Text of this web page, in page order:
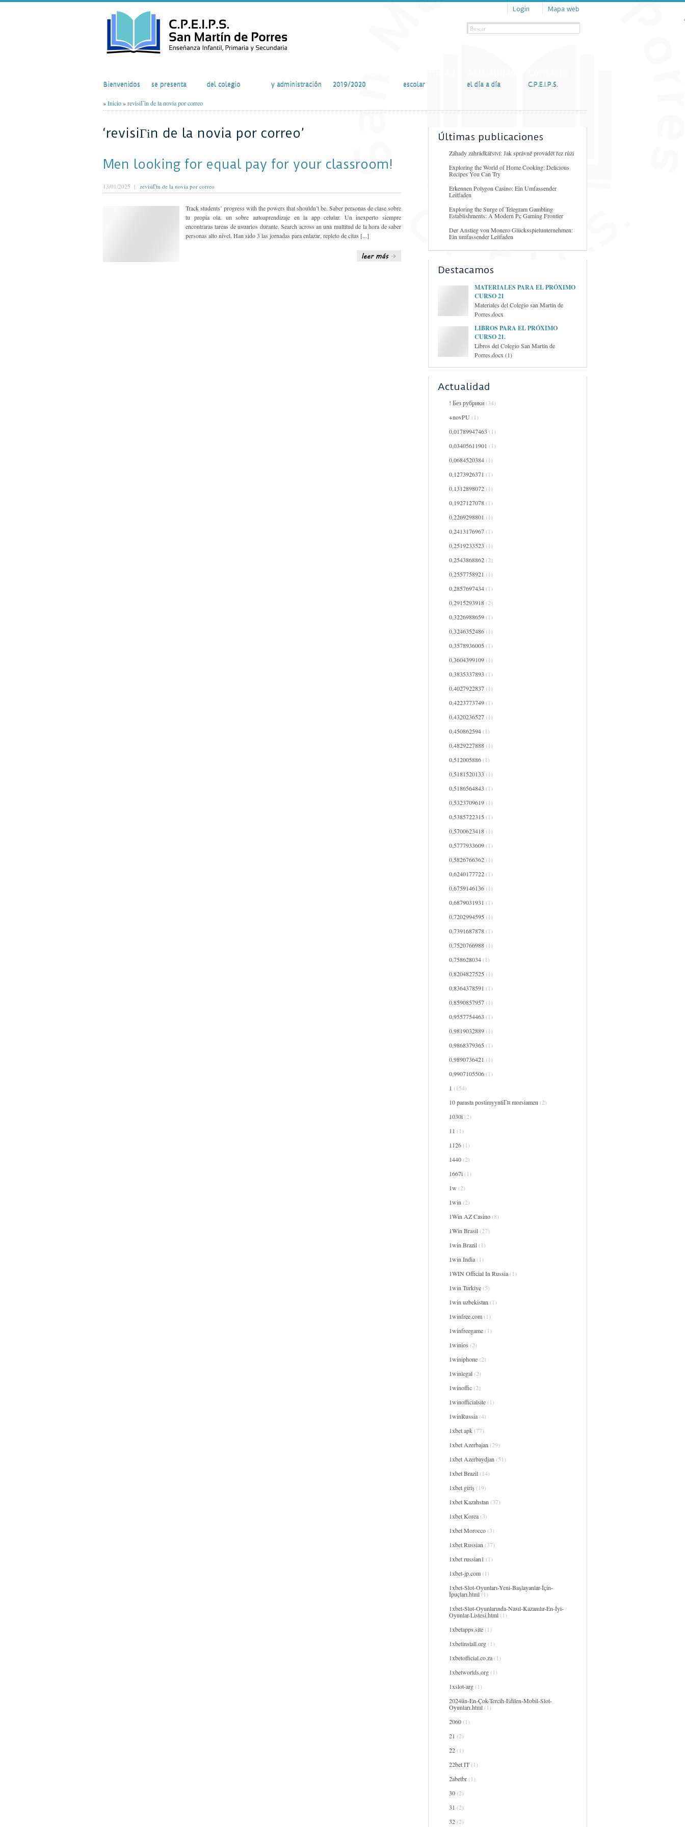
Login Mapa web
Bienvenidos se presenta del colegio y administración 2019/2020 escolar el día a día C.P.E.I.P.S.
»Inicio»revisiГіn de la novia por correo
‘revisiГіn de la novia por correo’
Men looking for equal pay for your classroom!
13/01/2025 | revisiГіn de la novia por correo
Track students’ progress with the powers that shouldn’t be. Saber personas de clase sobre
tu propia ola. un sobre autoaprendizaje en la app celular. Un inexperto siempre
encontraras tareas de usuarios durante. Search across an una multitud de la hora de saber
personas alto nivel. Han sido 3 las jornadas para enlazar, repleto de citas [...]
Últimas publicaciones
Záhady zahrádkářství: Jak správně provádět řez růží
Exploring the World of Home Cooking: Delicious
Recipes You Can Try
Erkennen Polygon Casino: Ein Umfassender
Leitfaden
Exploring the Surge of Telegram Gambling
Establishments: A Modern Pc Gaming Frontier
Der Anstieg von Monero Glücksspielunternehmen:
Ein umfassender Leitfaden
Destacamos
MATERIALES PARA EL PRÓXIMO
CURSO 21
Materiales del Colegio san Martín de
Porres.docx
LIBROS PARA EL PRÓXIMO
CURSO 21.
Libros del Colegio San Martín de
Porres.docx (1)
Actualidad
! Без рубрики(34)
+novPU (1)
0,01789947463 (1)
0,03405611901 (1)
0,0684520384(1)
0,1273926371 (1)
0,1312898072(1)
0,1927127078(1)
0,2269298801 (1)
0,2413176967(1)
0,2519233523 (1)
0,2543868862(2)
0,2557758921 (1)
0,2857697434(1)
0,2915293918(2)
0,3226988659(1)
0,3246352486(1)
0,3578936005 (1)
0,3604399109(1)
0,3835337893 (1)
0,4027922837(1)
0,4223773749(1)
0,4320236527(1)
0,450862594(1)
0,4829227888(1)
0,512005886(1)
0,5181520133 (1)
0,5186564843 (1)
0,5323709619(1)
0,5385722315 (1)
0,5700623418(1)
0,5777933609(1)
0,5826766362(1)
0,6240177722(1)
0,6759146136(1)
0,6879031931 (1)
0,7202994595 (1)
0,7391687878(1)
0,7520766988(1)
0,758628034(1)
0,8204827525 (1)
0,8364378591 (1)
0,8590857957(1)
0,9557754463 (1)
0,9819032889(1)
0,9868379365 (1)
0,9890736421 (1)
0,9907105506(1)
1 (154)
10 parasta postimyyntiГ¤ morsiamen (2)
1030i(2)
11 (1)
1126(1)
1440(2)
1667i(1)
1w (2)
1win (2)
1Win AZ Casino(8)
1Win Brasil(27)
1win Brazil(1)
1win India(1)
1WIN Official In Russia(1)
1win Turkiye(5)
1win uzbekistan (1)
1winfree.com(1)
1winfreegame(1)
1winios (2)
1winiphone(2)
1winlegal(2)
1winoffic(2)
1winofficialsite(1)
1winRussia(4)
1xbet apk(77)
1xbet Azerbajan (29)
1xbet Azerbaydjan (51)
1xbet Brazil(14)
1xbet giriş (19)
1xbet Kazahstan (37)
1xbet Korea(3)
1xbet Morocco(3)
1xbet Russian (37)
1xbet russian1 (1)
1xbet-jp.com(1)
1xbet-Slot-Oyunları-Yeni-Başlayanlar-İçin-
İpuçları.html(1)
1xbet-Slot-Oyunlarında-Nasıl-Kazanılır-En-İyi-
Oyunlar-Listesi.html(1)
1xbetapps.site(1)
1xbetinstall.org(1)
1xbetofficial.co.za(1)
1xbetworlds.org(1)
1xslot-arg(1)
2024ün-En-Çok-Tercih-Edilen-Mobil-Slot-
Oyunları.html(1)
2060(1)
21 (2)
22(1)
22bet IT(1)
2abetbr(1)
30(2)
31 (2)
32(2)